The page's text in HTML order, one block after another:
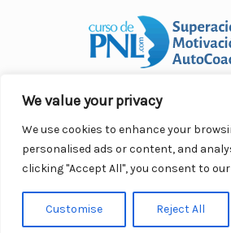
We value your privacy
We use cookies to enhance your
personalised ads or content, and
clicking "Accept All", you consent to
Customise Reject All
Curso Práctico de PNL a distancia
derechos
Contacto |
Privacidad | Términos
Responsabilidad